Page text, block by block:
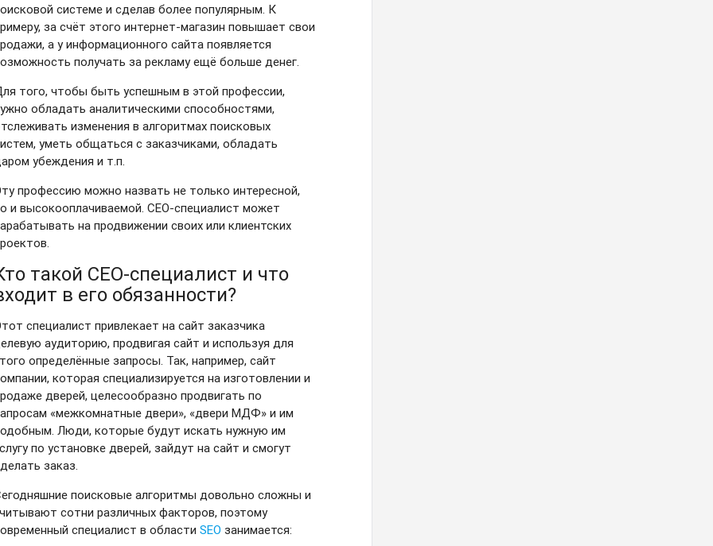
системе и сделав более популярным. К
за счёт этого интернет-магазин повышает свои
а у информационного сайта появляется
получать за рекламу ещё больше денег.
того, чтобы быть успешным в этой профессии,
обладать аналитическими способностями,
изменения в алгоритмах поисковых
уметь общаться с заказчиками, обладать
убеждения и т.п.
профессию можно назвать не только интересной,
и высокооплачиваемой. СЕО-специалист может
на продвижении своих или клиентских
такой СЕО-специалист и что
в его обязанности?
специалист привлекает на сайт заказчика
аудиторию, продвигая сайт и используя для
определённые запросы. Так, например, сайт
которая специализируется на изготовлении и
дверей, целесообразно продвигать по
«межкомнатные двери», «двери МДФ» и им
Люди, которые будут искать нужную им
по установке дверей, зайдут на сайт и смогут
заказ.
поисковые алгоритмы довольно сложны и
сотни различных факторов, поэтому
специалист в области SEO занимается: